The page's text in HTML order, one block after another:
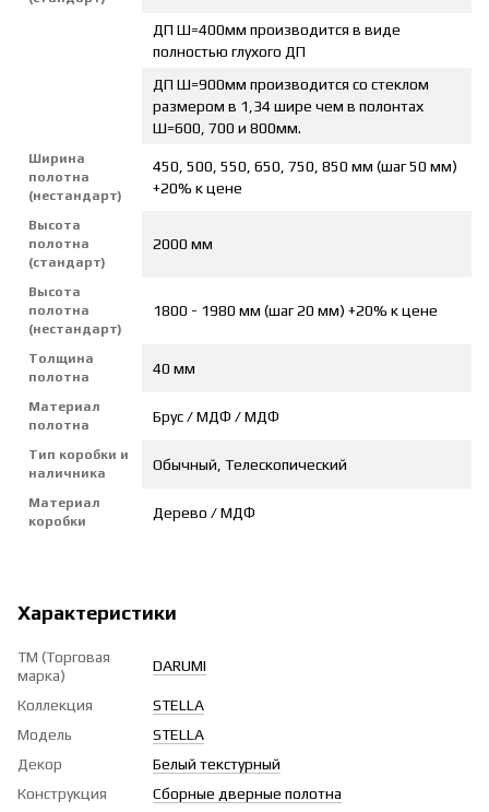
ДП Ш=400мм производится в виде
полностью глухого ДП
ДП Ш=900мм производится со стеклом
размером в 1,34 шире чем в полонтах
Ш=600, 700 и 800мм.
Ширина
полотна
(нестандарт)
450, 500, 550, 650, 750, 850 мм (шаг 50 мм)
+20% к цене
Высота
полотна
(стандарт)
2000 мм
Высота
полотна
(нестандарт)
1800 - 1980 мм (шаг 20 мм) +20% к цене
Толщина
полотна
40 мм
Материал
полотна
Брус / МДФ / МДФ
Тип коробки и
наличника
Обычный, Телескопический
Материал
коробки
Дерево / МДФ
Характеристики
ТМ (Торговая
марка)
DARUMI
Коллекция
STELLA
Модель
STELLA
Декор
Белый текстурный
Конструкция
Сборные дверные полотна